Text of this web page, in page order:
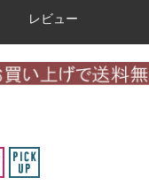
レビュー